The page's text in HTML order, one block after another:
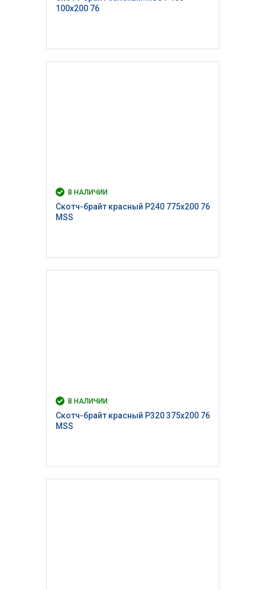
100х200 76
В НАЛИЧИИ
Скотч-брайт красный P240 775х200 76
MSS
В НАЛИЧИИ
Скотч-брайт красный P320 375х200 76
MSS